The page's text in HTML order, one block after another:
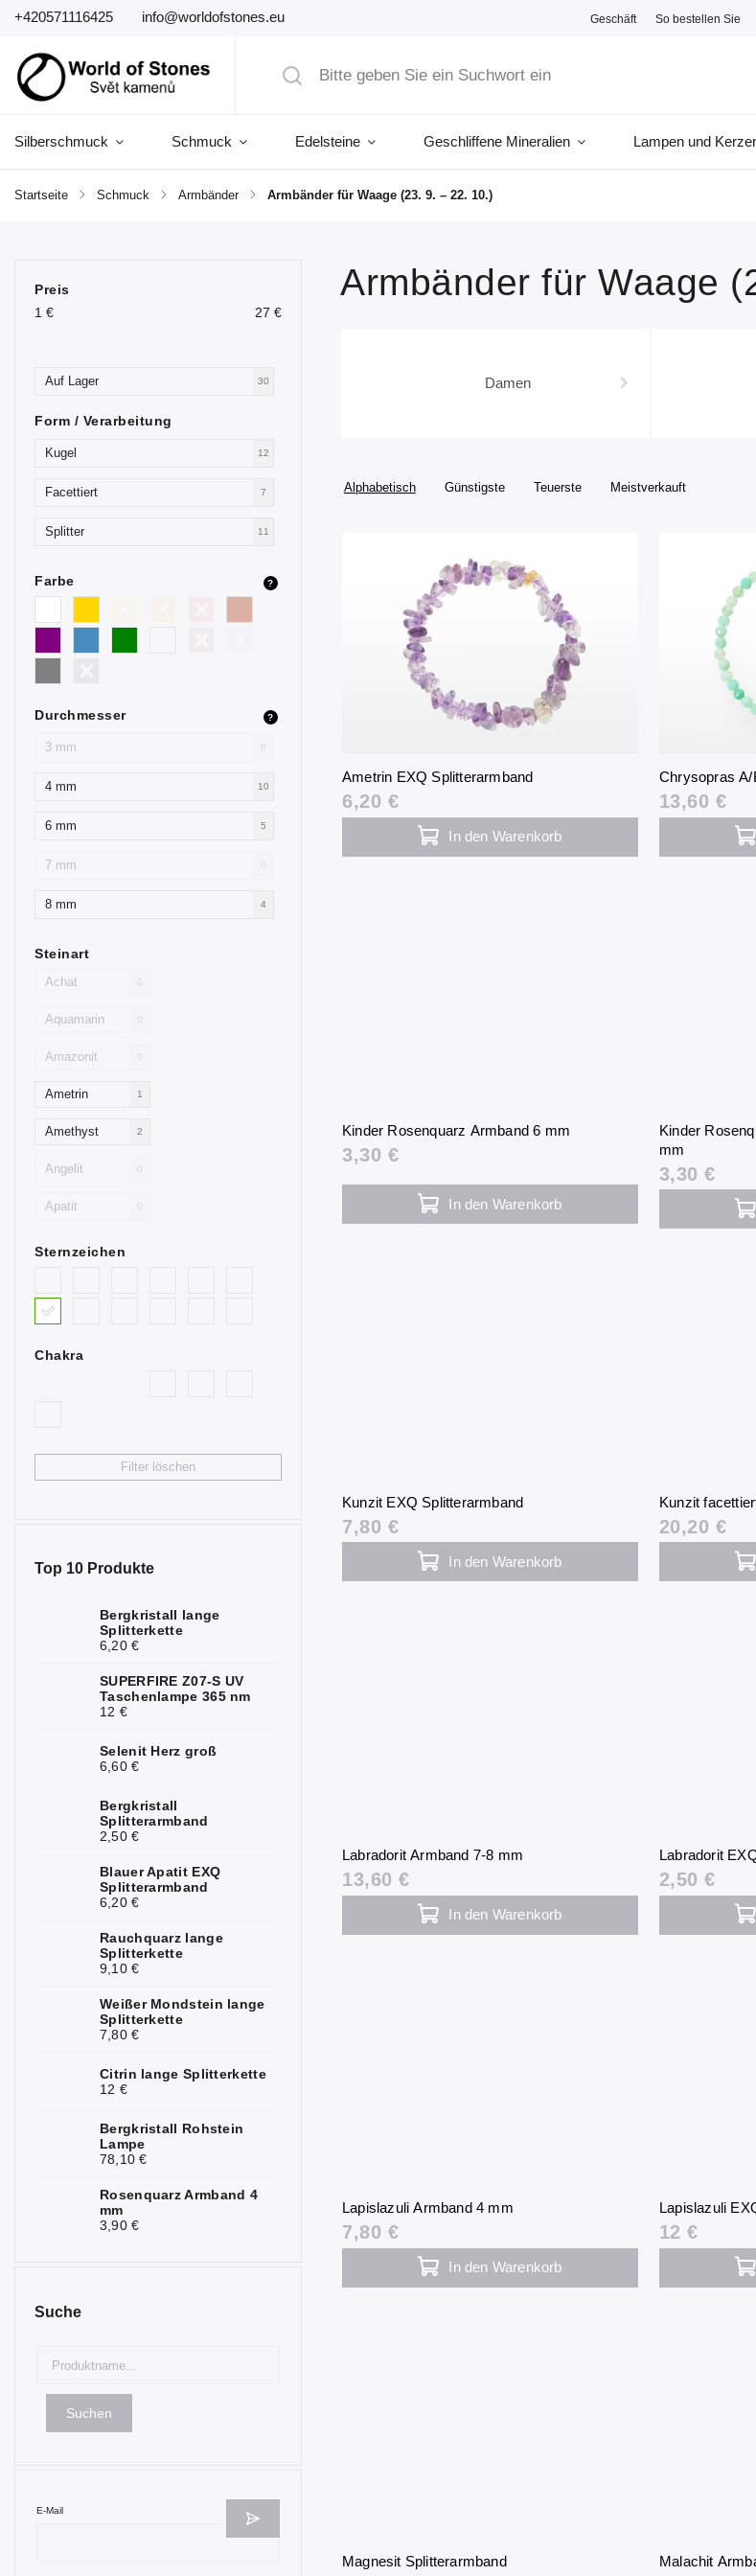
+420571116425 info@worldofstones.eu Geschäft So bestellen Sie
Silberschmuck Schmuck Edelsteine Geschliffene Mineralien Lampen und
Startseite / Schmuck / Armbänder / Armbänder für Waage (23. 9. – 22. 10.)
Preis
1 € 27 €
Auf Lager 30
Form / Verarbeitung
Kugel 12
Facettiert 7
Splitter 11
Farbe ?
Durchmesser ?
3 mm 0
4 mm 10
6 mm 5
7 mm 0
8 mm 4
Steinart
Achat 0
Aquamarin 0
Amazonit 0
Ametrin 1
Amethyst 2
Angelit 0
Apatit 0
blau
Hämatit 0
0
Bergkristall
2
4
0
0
1
4
Mondstein
0
0
0
0
Opal
Rubin
Sternzeichen
Chakra
Filter löschen
Top 10 Produkte
Bergkristall lange
Splitterkette
6,20 €
SUPERFIRE Z07-S UV
Taschenlampe 365 nm
12 €
Selenit Herz groß
6,60 €
Bergkristall
Splitterarmband
2,50 €
Blauer Apatit EXQ
Splitterarmband
6,20 €
Rauchquarz lange
Splitterkette
9,10 €
Weißer Mondstein lange
Splitterkette
7,80 €
Citrin lange Splitterkette
12 €
Bergkristall Rohstein
Lampe
78,10 €
Rosenquarz Armband 4
mm
3,90 €
Suche
Suchen
E-Mail
Armbänder für Waage
Damen
Alphabetisch Günstigste Teuerste Meistverkauft
Ametrin EXQ Splitterarmband
6,20 €
In den Warenkorb
Chrysopras
13,60 €
Kinder Rosenquarz Armband 6 mm
3,30 €
In den Warenkorb
Kinder
mm
3,30 €
Kunzit EXQ Splitterarmband
7,80 €
In den Warenkorb
Kunzit
20,20 €
Labradorit Armband 7-8 mm
13,60 €
In den Warenkorb
Labradorit
2,50 €
Lapislazuli Armband 4 mm
7,80 €
In den Warenkorb
Lapislazuli
12 €
Magnesit Splitterarmband Malachit